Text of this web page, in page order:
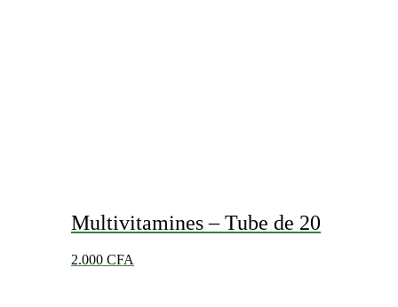
Multivitamines – Tube de 20
2.000 CFA